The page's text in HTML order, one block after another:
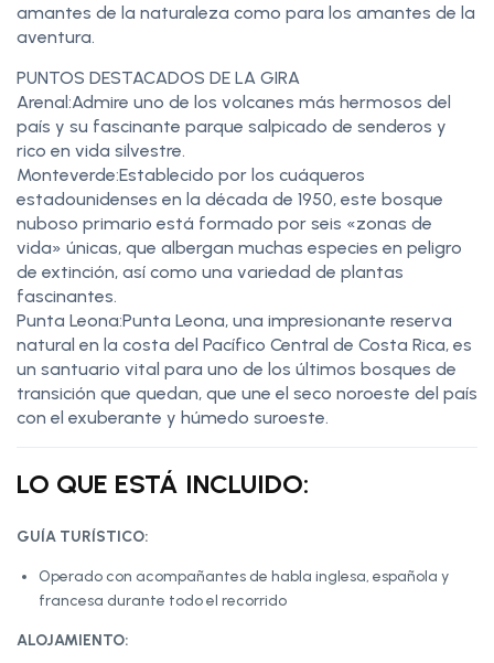
amantes de la naturaleza como para los amantes de la
aventura.
PUNTOS DESTACADOS DE LA GIRA
Arenal:Admire uno de los volcanes más hermosos del
país y su fascinante parque salpicado de senderos y
rico en vida silvestre.
Monteverde:Establecido por los cuáqueros
estadounidenses en la década de 1950, este bosque
nuboso primario está formado por seis «zonas de
vida» únicas, que albergan muchas especies en peligro
de extinción, así como una variedad de plantas
fascinantes.
Punta Leona:Punta Leona, una impresionante reserva
natural en la costa del Pacífico Central de Costa Rica, es
un santuario vital para uno de los últimos bosques de
transición que quedan, que une el seco noroeste del país
con el exuberante y húmedo suroeste.
LO QUE ESTÁ INCLUIDO:
GUÍA TURÍSTICO:
Operado con acompañantes de habla inglesa, española y
francesa durante todo el recorrido
ALOJAMIENTO: